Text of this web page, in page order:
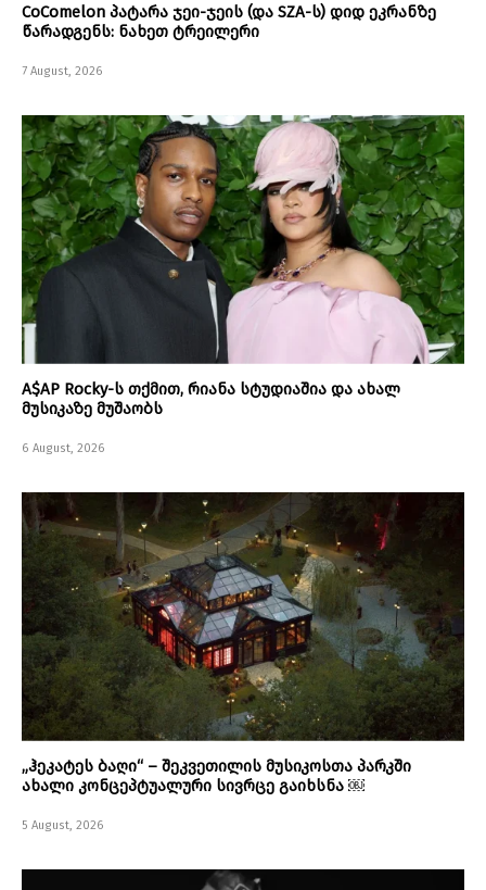
CoComelon პატარა ჯეი-ჯეის (და SZA-ს) დიდ ეკრანზე
წარადგენს: ნახეთ ტრეილერი
7 August, 2026
A$AP Rocky-ს თქმით, რიანა სტუდიაშია და ახალ
მუსიკაზე მუშაობს
6 August, 2026
„ჰეკატეს ბაღი“ – შეკვეთილის მუსიკოსთა პარკში
ახალი კონცეპტუალური სივრცე გაიხსნა ￼
5 August, 2026